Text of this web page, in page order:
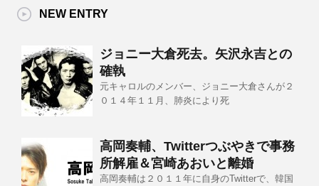
NEW ENTRY
ジョニー大倉死去。矢沢永吉との
確執
元キャロルのメンバー、ジョニー大倉さんが２
０１４年１１月、肺炎により死
高岡奏輔、Twitterつぶやきで事務
所解雇＆宮崎あおいと離婚
高岡奏輔は２０１１年に自身のTwitterで、韓国